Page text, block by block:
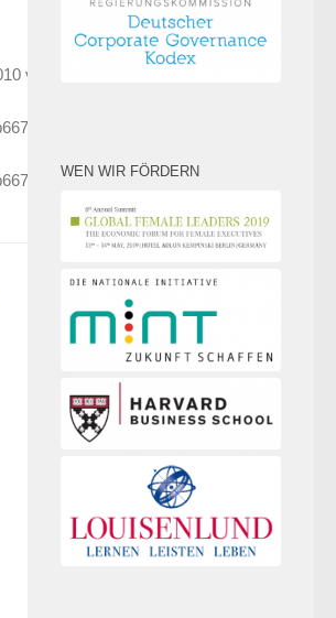
von 5 auf
WEN WIR FÖRDERN